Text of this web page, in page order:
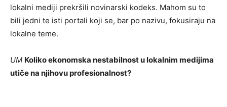
lokalni mediji prekršili novinarski kodeks. Mahom su to
bili jedni te isti portali koji se, bar po nazivu, fokusiraju na
lokalne teme.
UM Koliko ekonomska nestabilnost u lokalnim medijima
utiče na njihovu profesionalnost?